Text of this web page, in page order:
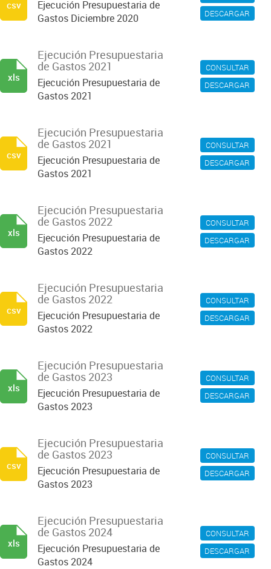
DESCARGAR
Ejecución Presupuestaria de
Gastos Diciembre 2020
csv
CONSULTAR
DESCARGAR
Ejecución Presupuestaria
de Gastos 2021
Ejecución Presupuestaria de
Gastos 2021
xls
CONSULTAR
DESCARGAR
Ejecución Presupuestaria
de Gastos 2021
Ejecución Presupuestaria de
Gastos 2021
csv
CONSULTAR
DESCARGAR
Ejecución Presupuestaria
de Gastos 2022
Ejecución Presupuestaria de
Gastos 2022
xls
CONSULTAR
DESCARGAR
Ejecución Presupuestaria
de Gastos 2022
Ejecución Presupuestaria de
Gastos 2022
csv
CONSULTAR
DESCARGAR
Ejecución Presupuestaria
de Gastos 2023
Ejecución Presupuestaria de
Gastos 2023
xls
CONSULTAR
DESCARGAR
Ejecución Presupuestaria
de Gastos 2023
Ejecución Presupuestaria de
Gastos 2023
csv
CONSULTAR
DESCARGAR
Ejecución Presupuestaria
de Gastos 2024
Ejecución Presupuestaria de
Gastos 2024
xls